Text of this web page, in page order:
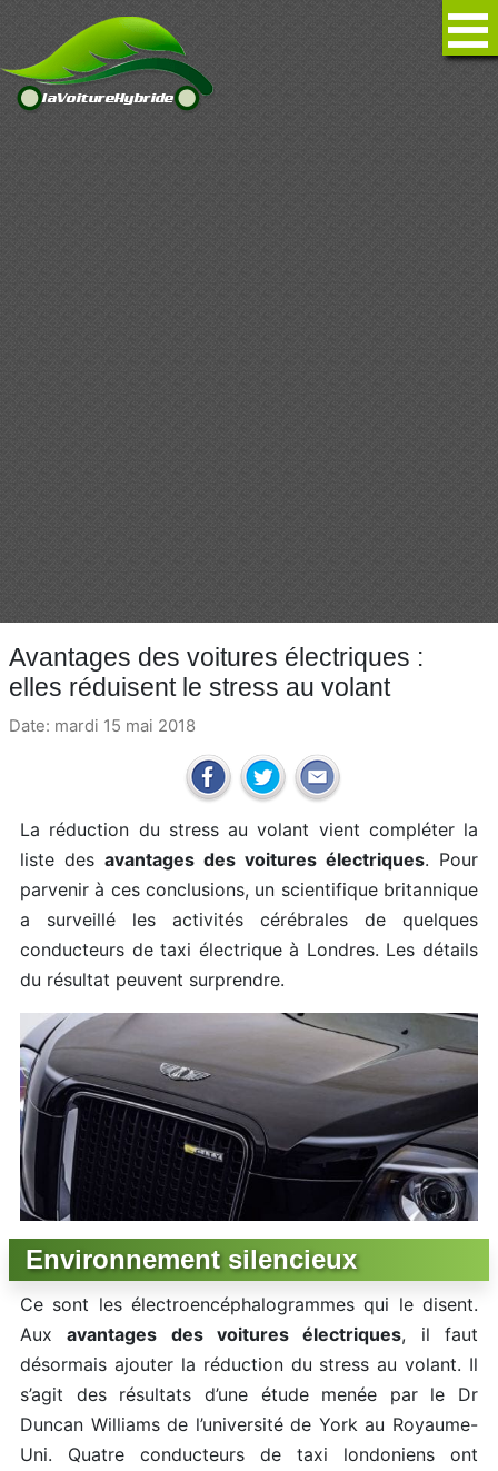
Avantages des voitures électriques :
elles réduisent le stress au volant
Date: mardi 15 mai 2018
La réduction du stress au volant vient compléter la
liste des avantages des voitures électriques. Pour
parvenir à ces conclusions, un scientifique britannique
a surveillé les activités cérébrales de quelques
conducteurs de taxi électrique à Londres. Les détails
du résultat peuvent surprendre.
Environnement silencieux
Ce sont les électroencéphalogrammes qui le disent.
Auxavantages des voitures électriques, il faut
désormais ajouter la réduction du stress au volant. Il
s’agit des résultats d’une étude menée par le Dr
Duncan Williams de l’université de York au Royaume-
Uni. Quatre conducteurs de taxi londoniens ont